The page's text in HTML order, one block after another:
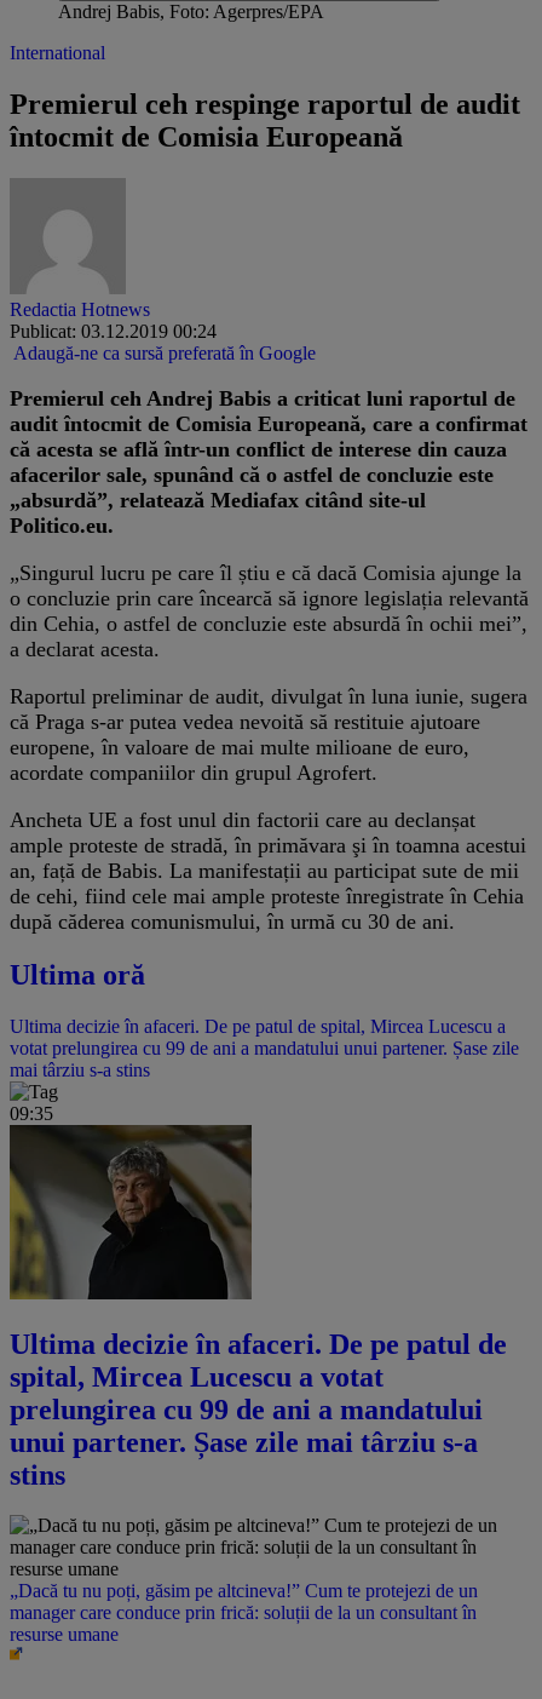
Andrej Babis, Foto: Agerpres/EPA
International
Premierul ceh respinge raportul de audit
întocmit de Comisia Europeană
Redactia Hotnews
Publicat: 03.12.2019 00:24
Adaugă-ne ca sursă preferată în Google
Premierul ceh Andrej Babis a criticat luni raportul de
audit întocmit de Comisia Europeană, care a confirmat
că acesta se află într-un conflict de interese din cauza
afacerilor sale, spunând că o astfel de concluzie este
„absurdă”, relatează Mediafax citând site-ul
Politico.eu.
„Singurul lucru pe care îl știu e că dacă Comisia ajunge la
o concluzie prin care încearcă să ignore legislația relevantă
din Cehia, o astfel de concluzie este absurdă în ochii mei”,
a declarat acesta.
Raportul preliminar de audit, divulgat în luna iunie, sugera
că Praga s-ar putea vedea nevoită să restituie ajutoare
europene, în valoare de mai multe milioane de euro,
acordate companiilor din grupul Agrofert.
Ancheta UE a fost unul din factorii care au declanșat
ample proteste de stradă, în primăvara şi în toamna acestui
an, față de Babis. La manifestații au participat sute de mii
de cehi, fiind cele mai ample proteste înregistrate în Cehia
după căderea comunismului, în urmă cu 30 de ani.
Ultima oră
Ultima decizie în afaceri. De pe patul de spital, Mircea Lucescu a
votat prelungirea cu 99 de ani a mandatului unui partener. Șase zile
mai târziu s-a stins
09:35
Ultima decizie în afaceri. De pe patul de
spital, Mircea Lucescu a votat
prelungirea cu 99 de ani a mandatului
unui partener. Șase zile mai târziu s-a
stins
„Dacă tu nu poți, găsim pe altcineva!” Cum te protejezi de un
manager care conduce prin frică: soluții de la un consultant în
resurse umane